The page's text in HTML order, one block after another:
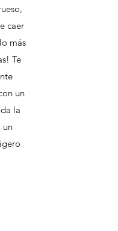
caer
más
Te
un
la
un